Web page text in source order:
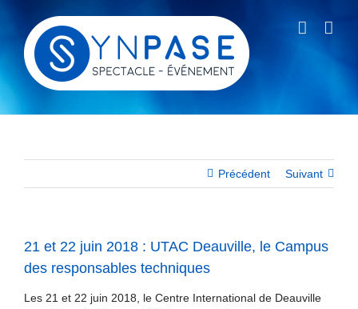
contenu
Précédent Suivant
21 et 22 juin 2018 : UTAC Deauville, le Campus
des responsables techniques
Les 21 et 22 juin 2018, le Centre International de Deauville